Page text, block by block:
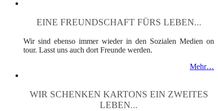
EINE FREUNDSCHAFT FÜRS LEBEN...
Wir sind ebenso immer wieder in den Sozialen Medien on
tour. Lasst uns auch dort Freunde werden.
Mehr…
WIR SCHENKEN KARTONS EIN ZWEITES
LEBEN...